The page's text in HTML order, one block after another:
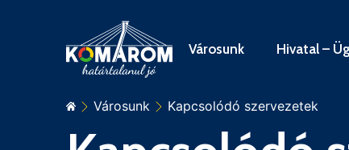
Városunk Hivatal –
Városunk Kapcsolódó szervezetek